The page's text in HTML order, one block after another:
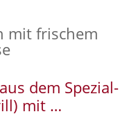
mit frischem
dem Spezial-
mit …